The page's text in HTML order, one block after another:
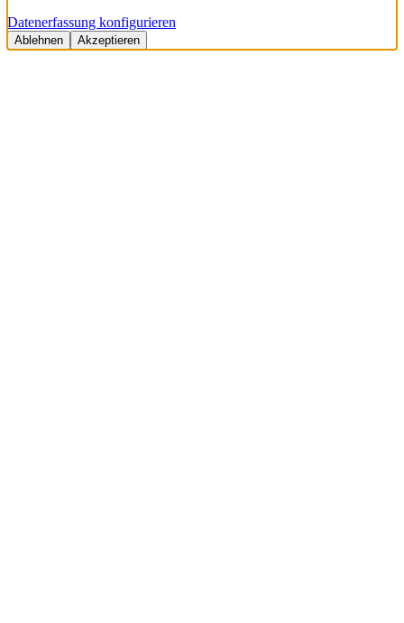
Datenerfassung konfigurieren
Ablehnen Akzeptieren